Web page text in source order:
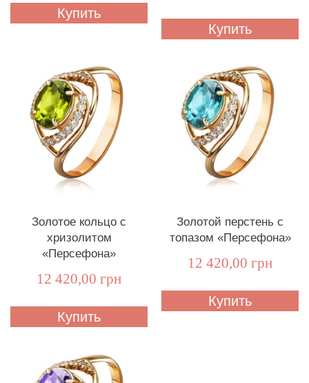
Купить
Купить
Золотое кольцо с
хризолитом
«Персефона»
12 420,00 грн
Купить
Золотой перстень с
топазом «Персефона»
12 420,00 грн
Купить